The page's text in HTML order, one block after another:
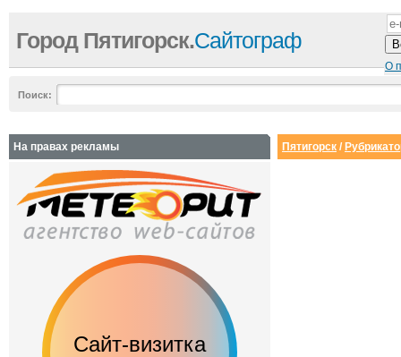
О
Город Пятигорск.Сайтограф
Поиск:
Пятигорск /
На правах рекламы
Сайт-визитка